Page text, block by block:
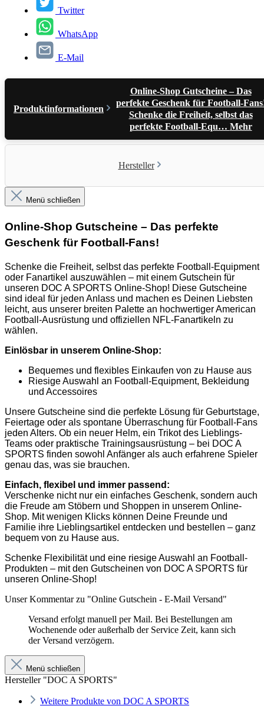
Twitter
WhatsApp
E-Mail
Produktinformationen
Online-Shop Gutscheine – Das
perfekte Geschenk für Football-
Schenke die Freiheit, selbst das
perfekte Football-Equ… Mehr
Hersteller
Menü schließen
Online-Shop Gutscheine – Das perfekte
Geschenk für Football-Fans!
Schenke die Freiheit, selbst das perfekte Football-Equipment
oder Fanartikel auszuwählen – mit einem Gutschein für
unseren DOC A SPORTS Online-Shop! Diese Gutscheine
sind ideal für jeden Anlass und machen es Deinen Liebsten
leicht, aus unserer breiten Palette an hochwertiger American
Football-Ausrüstung und offiziellen NFL-Fanartikeln zu
wählen.
Einlösbar in unserem Online-Shop:
Bequemes und flexibles Einkaufen von zu Hause aus
Riesige Auswahl an Football-Equipment, Bekleidung
und Accessoires
Unsere Gutscheine sind die perfekte Lösung für Geburtstage,
Feiertage oder als spontane Überraschung für Football-Fans
jeden Alters. Ob ein neuer Helm, ein Trikot des Lieblings-
Teams oder praktische Trainingsausrüstung – bei DOC A
SPORTS finden sowohl Anfänger als auch erfahrene Spieler
genau das, was sie brauchen.
Einfach, flexibel und immer passend:
Verschenke nicht nur ein einfaches Geschenk, sondern auch
die Freude am Stöbern und Shoppen in unserem Online-
Shop. Mit wenigen Klicks können Deine Freunde und
Familie ihre Lieblingsartikel entdecken und bestellen – ganz
bequem von zu Hause aus.
Schenke Flexibilität und eine riesige Auswahl an Football-
Produkten – mit den Gutscheinen von DOC A SPORTS für
unseren Online-Shop!
Unser Kommentar zu "Online Gutschein - E-Mail Versand"
Versand erfolgt manuell per Mail. Bei Bestellungen am
Wochenende oder außerhalb der Service Zeit, kann sich
der Versand verzögern.
Menü schließen
Hersteller "DOC A SPORTS"
Weitere Produkte von DOC A SPORTS